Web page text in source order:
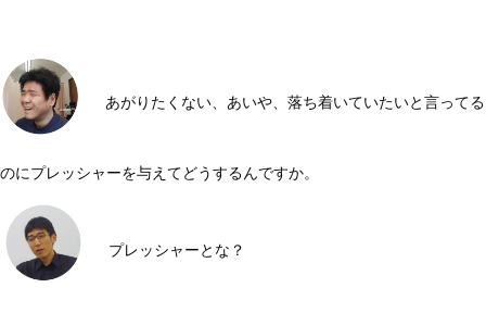
あがりたくない、あいや、落ち着いていたいと言ってる
のにプレッシャーを与えてどうするんですか。
プレッシャーとな？